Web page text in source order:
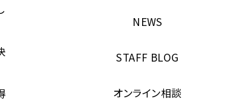
NEWS
STAFF BLOG
オンライン相談